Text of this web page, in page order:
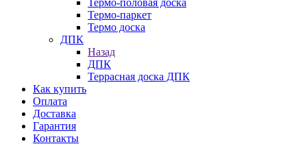
Термо-половая доска
Термо-паркет
Термо доска
ДПК
Назад
ДПК
Террасная доска ДПК
Как купить
Оплата
Доставка
Гарантия
Контакты